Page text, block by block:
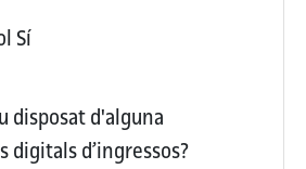
Sí
disposat d'alguna
digitals d’ingressos?